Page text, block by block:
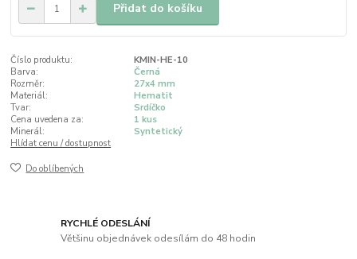
Přidat do košíku
Číslo produktu:
KMIN-HE-10
Barva:
Černá
Rozměr:
27x4 mm
Materiál:
Hematit
Tvar:
Srdíčko
Cena uvedena za:
1 kus
Minerál:
Syntetický
Hlídat cenu / dostupnost
Do oblíbených
RYCHLÉ ODESLÁNÍ
Většinu objednávek odesílám do 48 hodin